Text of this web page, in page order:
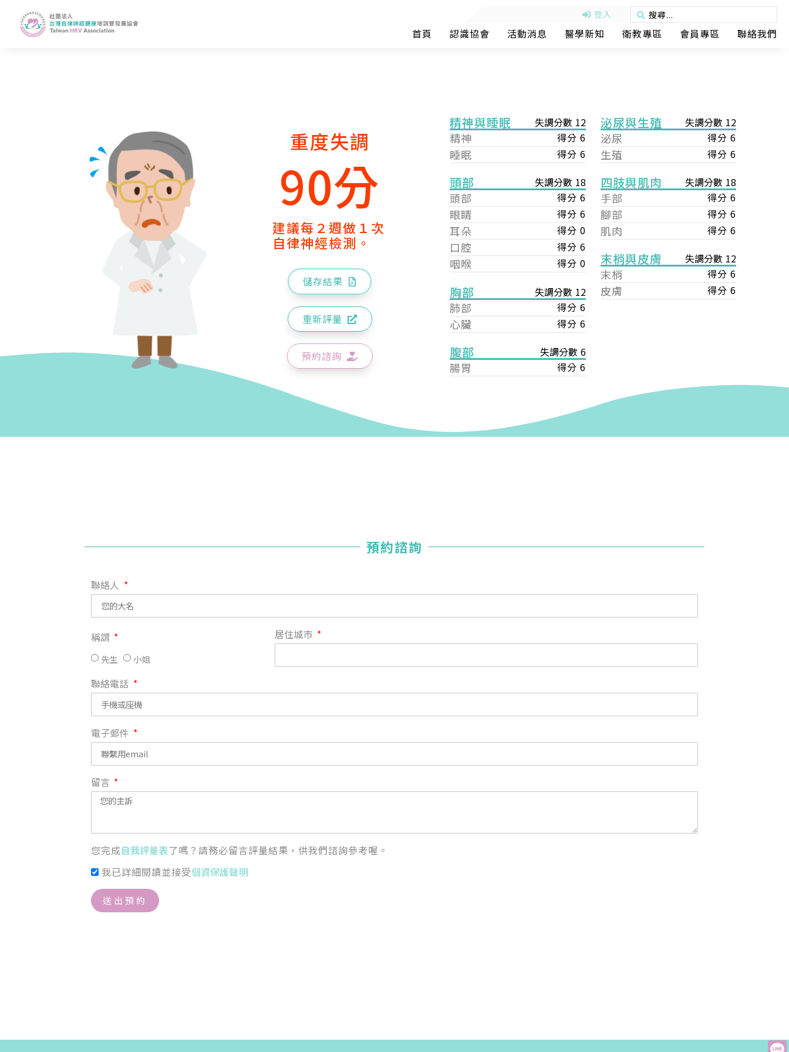
登入
首頁 認識協會 活動消息 醫學新知 衛教專區 會員專區 聯絡我們
重度失調
90分
建議每２週做１次
自律神經檢測。
儲存結果
重新評量
預約諮詢
精神與睡眠 失調分數 12
精神 得分 6
睡眠 得分 6
頭部 失調分數 18
頭部 得分 6
眼睛 得分 6
耳朵 得分 0
口腔 得分 6
咽喉 得分 0
胸部 失調分數 12
肺部 得分 6
心臟 得分 6
腹部 失調分數 6
腸胃 得分 6
泌尿與生殖 失調分數 12
泌尿 得分 6
生殖 得分 6
四肢與肌肉 失調分數 18
手部 得分 6
腳部 得分 6
肌肉 得分 6
末梢與皮膚 失調分數 12
末梢 得分 6
皮膚 得分 6
預約諮詢
聯絡人
稱謂
先生 小姐
居住城市
聯絡電話
電子郵件
留言
您完成自我評量表了嗎？請務必留言評量結果，供我們諮詢參考喔。
我已詳細閱讀並接受個資保護聲明
送出預約
您好，您的會員申請，已成功送出，經本協會理事會審核
【會費】
入會費新臺幣1200元，於會員入會時繳納；常年會費1200
元，於每年度繳納。
戶名: 社團法人台灣自律神經健康培訓暨發展協會